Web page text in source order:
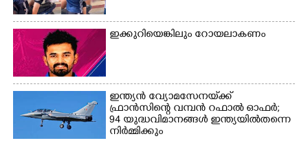
ഇക്കുറിയെങ്കിലും റോയലാകണം
ഇന്ത്യൻ വ്യോമസേനയ്‌ക്ക്
ഫ്രാൻസിന്റെ വമ്പൻ റഫാൽ ഓഫർ;
94 യുദ്ധവിമാനങ്ങൾ ഇന്ത്യയിൽതന്നെ
നിർ‌മ്മിക്കും